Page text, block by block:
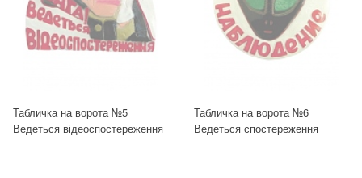
Табличка на ворота №5
Ведеться відеоспостереження
Табличка на ворота №6
Ведеться спостереження